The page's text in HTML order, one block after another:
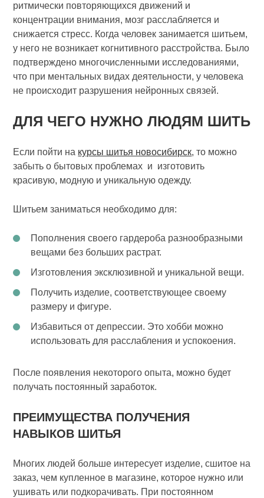
ритмически повторяющихся движений и
концентрации внимания, мозг расслабляется и
снижается стресс. Когда человек занимается шитьем,
у него не возникает когнитивного расстройства. Было
подтверждено многочисленными исследованиями,
что при ментальных видах деятельности, у человека
не происходит разрушения нейронных связей.
ДЛЯ ЧЕГО НУЖНО ЛЮДЯМ ШИТЬ
Если пойти на курсы шитья новосибирск, то можно
забыть о бытовых проблемах и изготовить
красивую, модную и уникальную одежду.
Шитьем заниматься необходимо для:
Пополнения своего гардероба разнообразными
вещами без больших растрат.
Изготовления эксклюзивной и уникальной вещи.
Получить изделие, соответствующее своему
размеру и фигуре.
Избавиться от депрессии. Это хобби можно
использовать для расслабления и успокоения.
После появления некоторого опыта, можно будет
получать постоянный заработок.
ПРЕИМУЩЕСТВА ПОЛУЧЕНИЯ
НАВЫКОВ ШИТЬЯ
Многих людей больше интересует изделие, сшитое на
заказ, чем купленное в магазине, которое нужно или
ушивать или подкорачивать. При постоянном